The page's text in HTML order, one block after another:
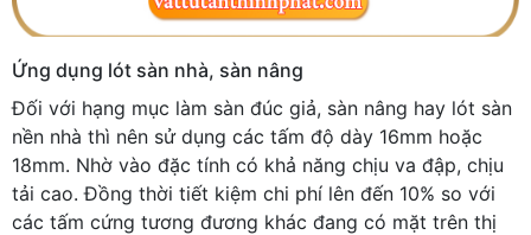
Ứng dụng lót sàn nhà, sàn nâng
Đối với hạng mục làm sàn đúc giả, sàn nâng hay lót sàn
nền nhà thì nên sử dụng các tấm độ dày 16mm hoặc
18mm. Nhờ vào đặc tính có khả năng chịu va đập, chịu
tải cao. Đồng thời tiết kiệm chi phí lên đến 10% so với
các tấm cứng tương đương khác đang có mặt trên thị